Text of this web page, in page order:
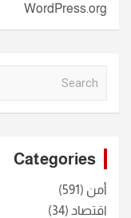
WordPress.org
Categories
أمن (591)
اقتصاد (34)